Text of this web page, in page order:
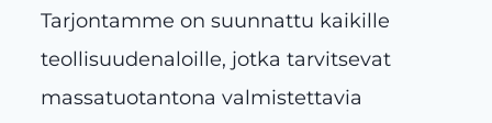
Tarjontamme on suunnattu kaikille
teollisuudenaloille, jotka tarvitsevat
massatuotantona valmistettavia